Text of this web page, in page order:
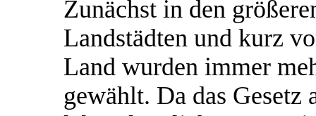
Zunächst in den
Landstädten und kurz
Land wurden immer
gewählt. Da das